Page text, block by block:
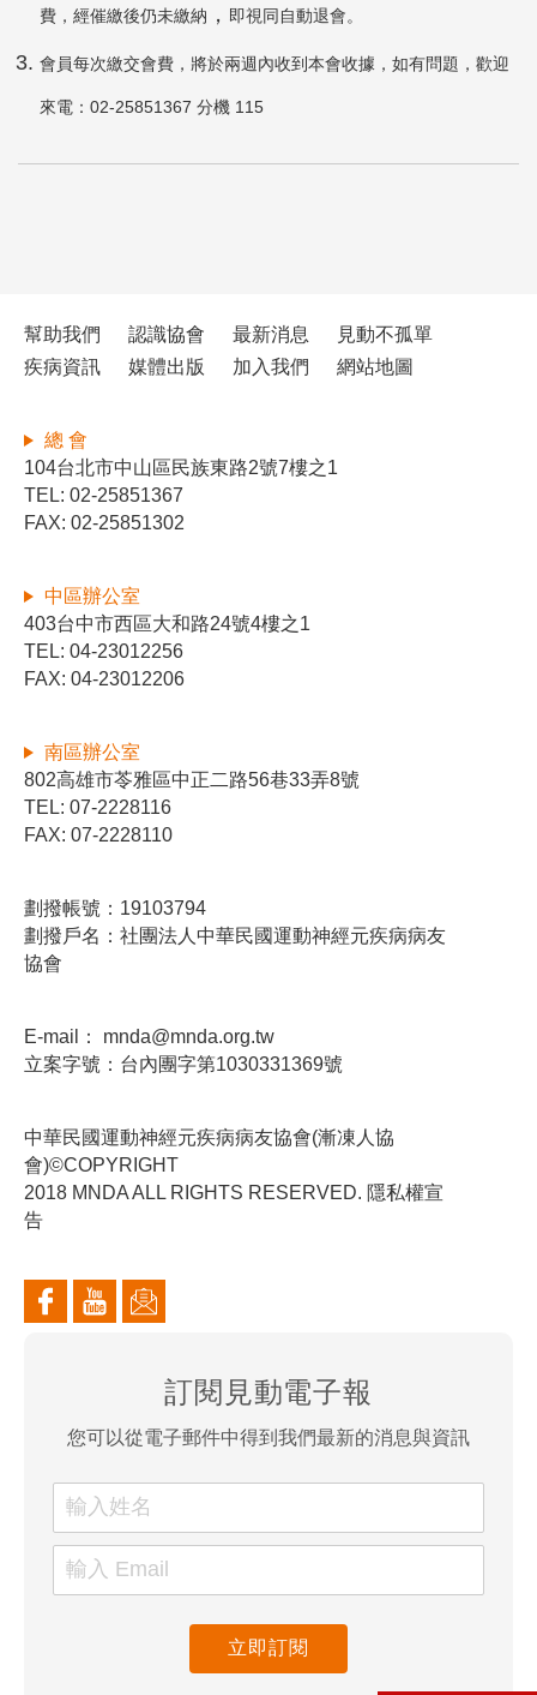
費，經催繳後仍未繳納 ， 即視同自動退會。
會員每次繳交會費，將於兩週內收到本會收據，如有問題，歡迎
來電：02-25851367 分機 115
幫助我們 認識協會 最新消息
見動不孤單
疾病資訊
媒體出版 加入我們 網站地圖
總 會
104台北市中山區民族東路2號7樓之1
TEL: 02-25851367
FAX: 02-25851302
中區辦公室
403台中市西區大和路24號4樓之1
TEL: 04-23012256
FAX: 04-23012206
南區辦公室
802高雄市苓雅區中正二路56巷33弄8號
TEL: 07-2228116
FAX: 07-2228110
劃撥帳號：19103794
劃撥戶名：社團法人中華民國運動神經元疾病病友
協會
E-mail：
mnda@mnda.org.tw
立案字號：台內團字第1030331369號
中華民國運動神經元疾病病友協會(漸凍人協
會)©COPYRIGHT
2018 MNDA ALL RIGHTS RESERVED. 隱私權宣
告
訂閱見動電子報
您可以從電子郵件中得到我們最新的消息與資訊
立即訂閱